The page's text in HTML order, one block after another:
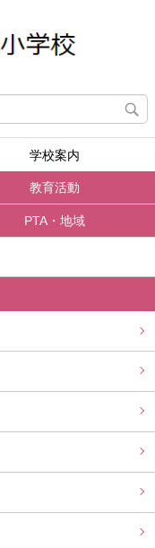
学校案内
教育活動
PTA・地域